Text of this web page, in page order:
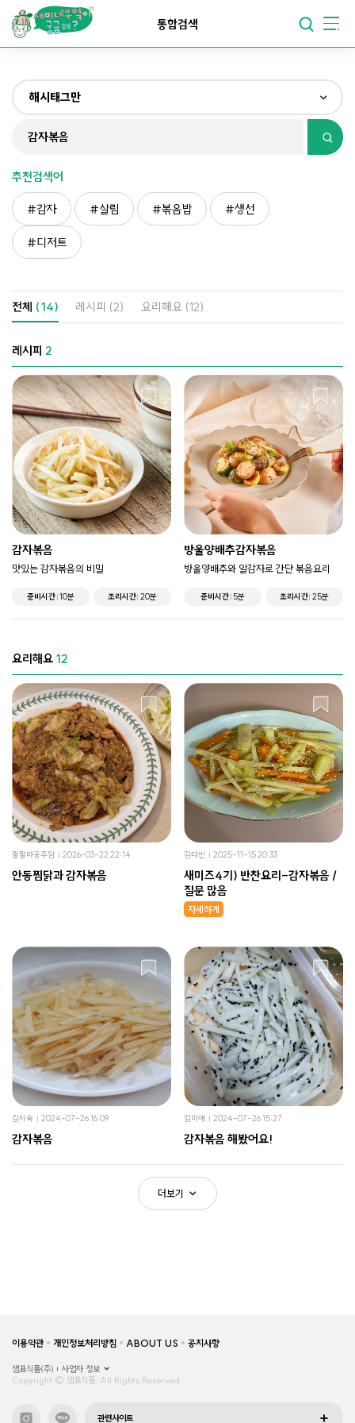
맛있어지는부엌
요리가쉬워지는부엌
통합검색
해시태그만
전체
재료만
해시태그만
추천검색어
감자 살림 볶음밥 생선
디저트
전체 (14) 레시피 (2) 요리해요 (12)
레시피 2
감자볶음
맛있는 감자볶음의 비밀
준비시간 10분 조리시간 20분
방울양배추감자볶음
방울양배추와 알감자로 간단 볶음요리
준비시간 5분 조리시간 25분
요리해요 12
랄랄라공주맘 2026-03-22 22:14
안동찜닭과 감자볶음
김다빈 2025-11-15 20:33
새미즈4기) 반찬요리-감자볶음 /
질문 많음
자세하게
김지숙 2024-07-26 16:09
감자볶음
김미애 2024-07-26 15:27
감자볶음 해봤어요!
더보기
이용약관 개인정보처리방침 ABOUT US 공지사항
샘표식품(주)
사업자 정보
Copyright © 샘표식품, All Rights Reserved.
관련사이트